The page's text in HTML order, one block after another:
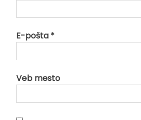
E-pošta *
Veb mesto